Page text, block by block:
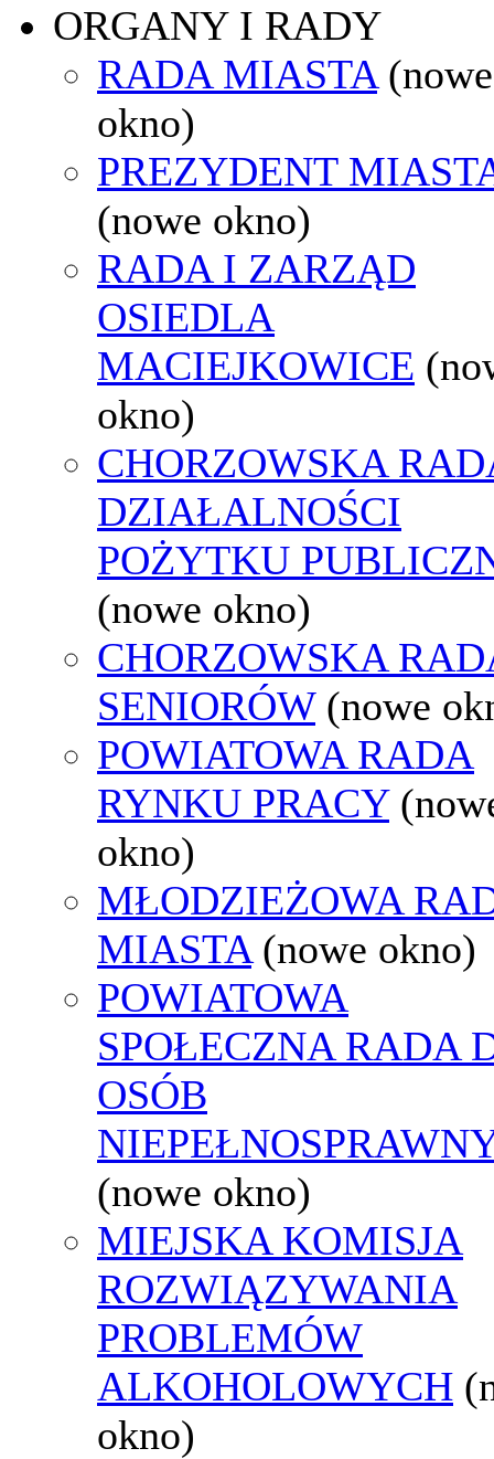
ORGANY I RADY
RADA MIASTA (nowe
okno)
PREZYDENT
(nowe okno)
RADA I ZARZĄD
OSIEDLA
MACIEJKOWICE
okno)
CHORZOWSKA
DZIAŁALNOŚCI
POŻYTKU
(nowe okno)
CHORZOWSKA
SENIORÓW (nowe
POWIATOWA RADA
RYNKU PRACY
okno)
MŁODZIEŻOWA
MIASTA (nowe okno)
POWIATOWA
SPOŁECZNA RADA
OSÓB
(nowe okno)
MIEJSKA KOMISJA
ROZWIĄZYWANIA
PROBLEMÓW
ALKOHOLOWYCH
okno)